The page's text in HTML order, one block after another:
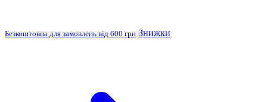
Безкоштовна для замовлень від 600 грн Знижки